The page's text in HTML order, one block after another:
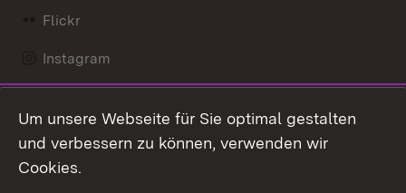
Flickr
Instagram
Mastodon
Messenger
Um unsere Webseite für Sie optimal gestalten
und verbessern zu können, verwenden wir
Cookies.